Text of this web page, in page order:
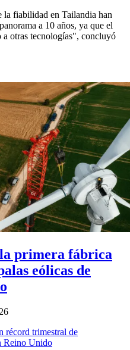
la fiabilidad en Tailandia han
a 10 años, ya que el
otras tecnologías", concluyó
primera fábrica
eólicas de